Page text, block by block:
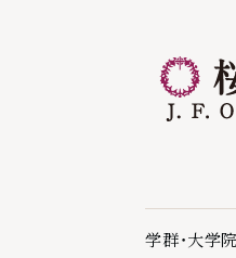
学群・大学
学群・大学